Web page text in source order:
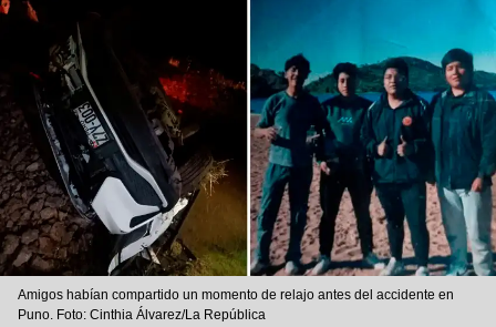
Amigos habían compartido un momento de relajo antes del accidente en
Puno. Foto: Cinthia Álvarez/La República